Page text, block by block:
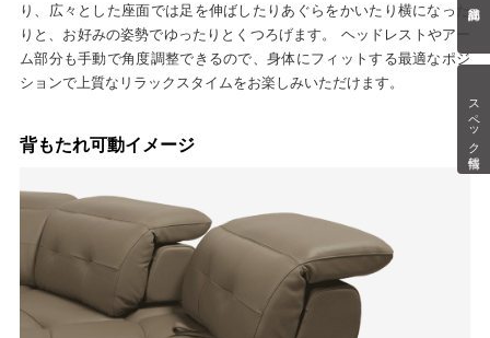
スペック情報
り、広々とした座面では足を伸ばしたりあぐらをかいたり横になった
りと、お好みの姿勢でゆったりとくつろげます。 ヘッドレストやアー
ム部分も手動で角度調整できるので、身体にフィットする最適なポジ
ションで上質なリラックスタイムをお楽しみいただけます。
背もたれ可動イメージ